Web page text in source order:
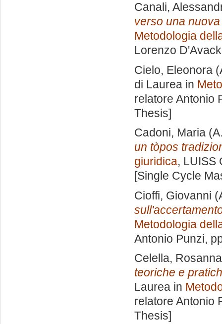
Canali,
verso una
Metodologia
Lorenzo D'Avack
Cielo, Eleonora
di Laurea in
relatore Antonio
Thesis]
Cadoni, Maria
un tòpos
giuridica, LUISS
[Single Cycle
Cioffi, Giovanni
Metodologia
Antonio Punzi,
Celella, Rosanna
teoriche e
Laurea in
relatore Antonio
Thesis]